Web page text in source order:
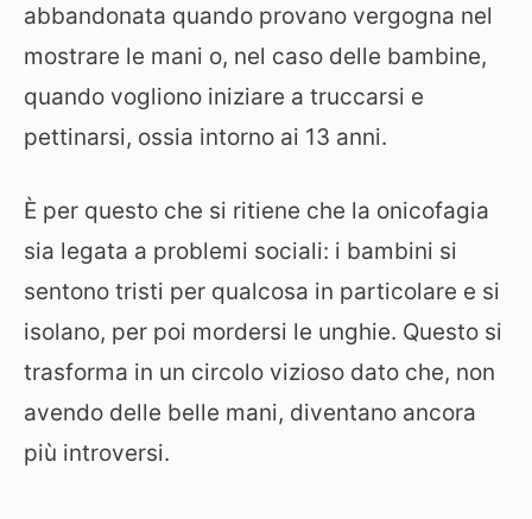
abbandonata quando provano vergogna nel
mostrare le mani o, nel caso delle bambine,
quando vogliono iniziare a truccarsi e
pettinarsi, ossia intorno ai 13 anni.
È per questo che si ritiene che la onicofagia
sia legata a problemi sociali: i bambini si
sentono tristi per qualcosa in particolare e si
isolano, per poi mordersi le unghie. Questo si
trasforma in un circolo vizioso dato che, non
avendo delle belle mani, diventano ancora
più introversi.